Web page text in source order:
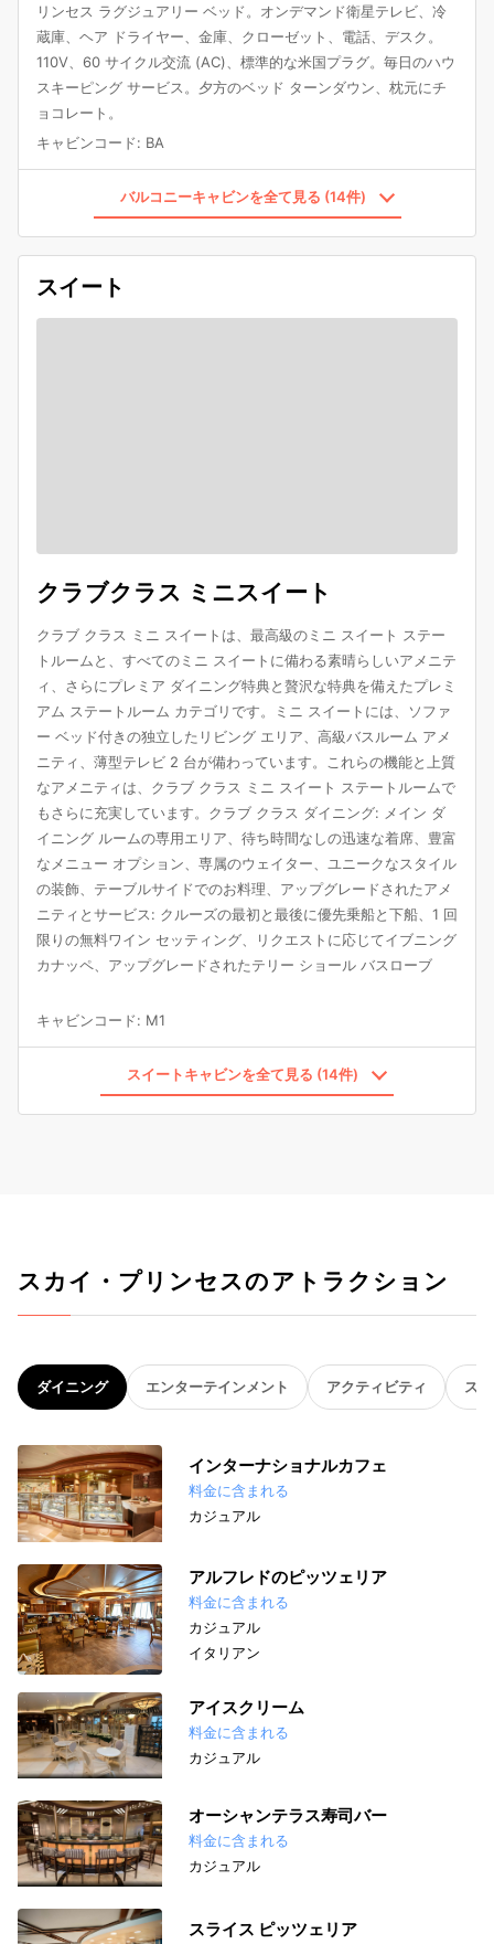
リンセス ラグジュアリー ベッド。オンデマンド衛星テレビ、冷
蔵庫、ヘア ドライヤー、金庫、クローゼット、電話、デスク。
110V、60 サイクル交流 (AC)、標準的な米国プラグ。毎日のハウ
スキーピング サービス。夕方のベッド ターンダウン、枕元にチ
ョコレート。
キャビンコード: BA
バルコニーキャビンを全て見る (14件)
スイート
クラブクラス ミニスイート
クラブ クラス ミニ スイートは、最高級のミニ スイート ステー
トルームと、すべてのミニ スイートに備わる素晴らしいアメニテ
ィ、さらにプレミア ダイニング特典と贅沢な特典を備えたプレミ
アム ステートルーム カテゴリです。ミニ スイートには、ソファ
ー ベッド付きの独立したリビング エリア、高級バスルーム アメ
ニティ、薄型テレビ 2 台が備わっています。これらの機能と上質
なアメニティは、クラブ クラス ミニ スイート ステートルームで
もさらに充実しています。クラブ クラス ダイニング: メイン ダ
イニング ルームの専用エリア、待ち時間なしの迅速な着席、豊富
なメニュー オプション、専属のウェイター、ユニークなスタイル
の装飾、テーブルサイドでのお料理、アップグレードされたアメ
ニティとサービス: クルーズの最初と最後に優先乗船と下船、1 回
限りの無料ワイン セッティング、リクエストに応じてイブニング
カナッペ、アップグレードされたテリー ショール バスローブ
キャビンコード: M1
スイートキャビンを全て見る (14件)
スカイ・プリンセスのアトラクション
ダイニング エンターテインメント アクティビティ ス
インターナショナルカフェ
料金に含まれる
カジュアル
アルフレドのピッツェリア
料金に含まれる
カジュアル
イタリアン
アイスクリーム
料金に含まれる
カジュアル
オーシャンテラス寿司バー
料金に含まれる
カジュアル
スライス ピッツェリア